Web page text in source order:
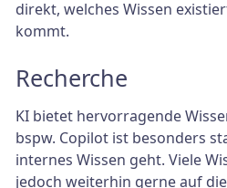
direkt, welches Wissen
kommt.
Recherche
KI bietet hervorragende
bspw. Copilot ist besonders
internes Wissen geht. Viele
jedoch weiterhin gerne auf